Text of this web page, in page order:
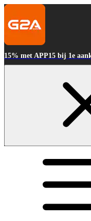
15% met APP15 bij 1e